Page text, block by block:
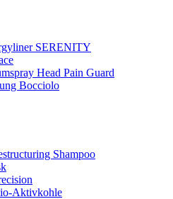
SERENITY
Head Pain Guard
Bocciolo
Shampoo
Aktivkohle